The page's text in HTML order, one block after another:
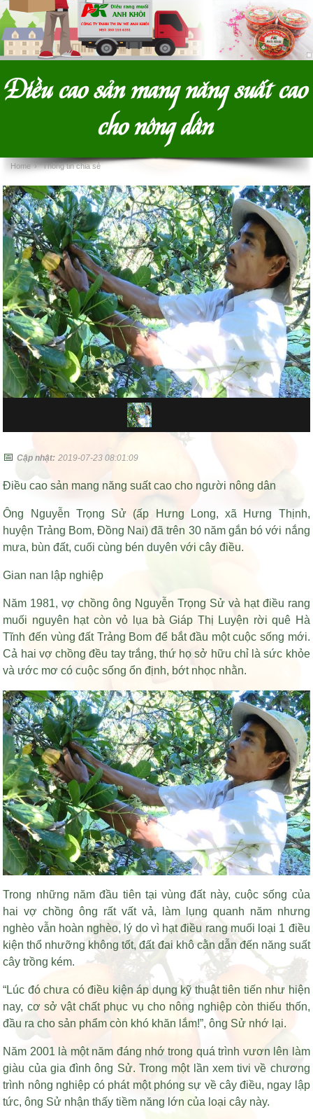
Điều cao sản mang năng suất cao
cho nông dân
Home › Thông tin chia sẻ
📅Cập nhật: 2019-07-23 08:01:09
Điều cao sản mang năng suất cao cho người nông dân
Ông Nguyễn Trọng Sử (ấp Hưng Long, xã Hưng Thịnh,
huyện Trảng Bom, Đồng Nai) đã trên 30 năm gắn bó với nắng
mưa, bùn đất, cuối cùng bén duyên với cây điều.
Gian nan lập nghiệp
Năm 1981, vợ chồng ông Nguyễn Trọng Sử và hạt điều rang
muối nguyên hạt còn vỏ lụa bà Giáp Thị Luyện rời quê Hà
Tĩnh đến vùng đất Trảng Bom để bắt đầu một cuộc sống mới.
Cả hai vợ chồng đều tay trắng, thứ họ sở hữu chỉ là sức khỏe
và ước mơ có cuộc sống ổn định, bớt nhọc nhằn.
Trong những năm đầu tiên tại vùng đất này, cuộc sống của
hai vợ chồng ông rất vất vả, làm lụng quanh năm nhưng
nghèo vẫn hoàn nghèo, lý do vì hạt điều rang muối loại 1 điều
kiện thổ nhưỡng không tốt, đất đai khô cằn dẫn đến năng suất
cây trồng kém.
“Lúc đó chưa có điều kiện áp dụng kỹ thuật tiên tiến như hiện
nay, cơ sở vật chất phục vụ cho nông nghiệp còn thiếu thốn,
đầu ra cho sản phẩm còn khó khăn lắm!”, ông Sử nhớ lại.
Năm 2001 là một năm đáng nhớ trong quá trình vươn lên làm
giàu của gia đình ông Sử. Trong một lần xem tivi về chương
trình nông nghiệp có phát một phóng sự về cây điều, ngay lập
tức, ông Sử nhận thấy tiềm năng lớn của loại cây này.